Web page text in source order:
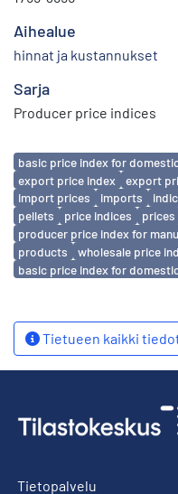
Aihealue
hinnat ja kustannukset
Sarja
Producer price indices
Avainsanat
basic price index for
export price index
export
import prices
imports
pellets
price indices
prices
producer price index for
products
wholesale price
basic price index for
Tietueen kaikki
Tietopalvelu